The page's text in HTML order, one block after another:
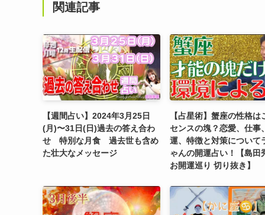
関連記事
【週間占い】2024年3月25日
(月)〜31日(日)過去の答え合わ
せ 特別な月食 過去世も含め
た壮大なメッセージ
【占星術】蟹座の性格は
センスの塊？恋愛、仕事
運、特徴と対策について
ゃんの開運占い！【島田
お開運巡り 切り抜き】